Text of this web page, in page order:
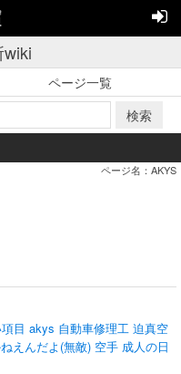
ページ一覧
検索
ページ名：AKYS
目 akys 自動車修理工 迫真空
えんだよ(無敵) 空手 成人の日